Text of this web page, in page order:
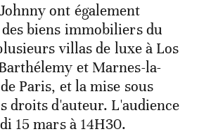
ont également
biens immobiliers du
villas de luxe à Los
et Marnes-la-
Paris, et la mise sous
droits d'auteur. L'audience
15 mars à 14H30.